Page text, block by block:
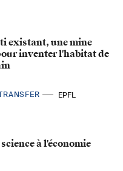
existant, une mine
inventer l'habitat de
EPFL
à l'économie